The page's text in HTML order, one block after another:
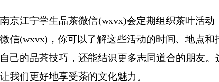
南京江宁学生品茶微信(wxvx)会定期组织茶叶活
微信(wxvx)，你可以了解这些活动的时间、地点
自己的品茶技巧，还能结识更多志同道合的朋友
让我们更好地享受茶的文化魅力。